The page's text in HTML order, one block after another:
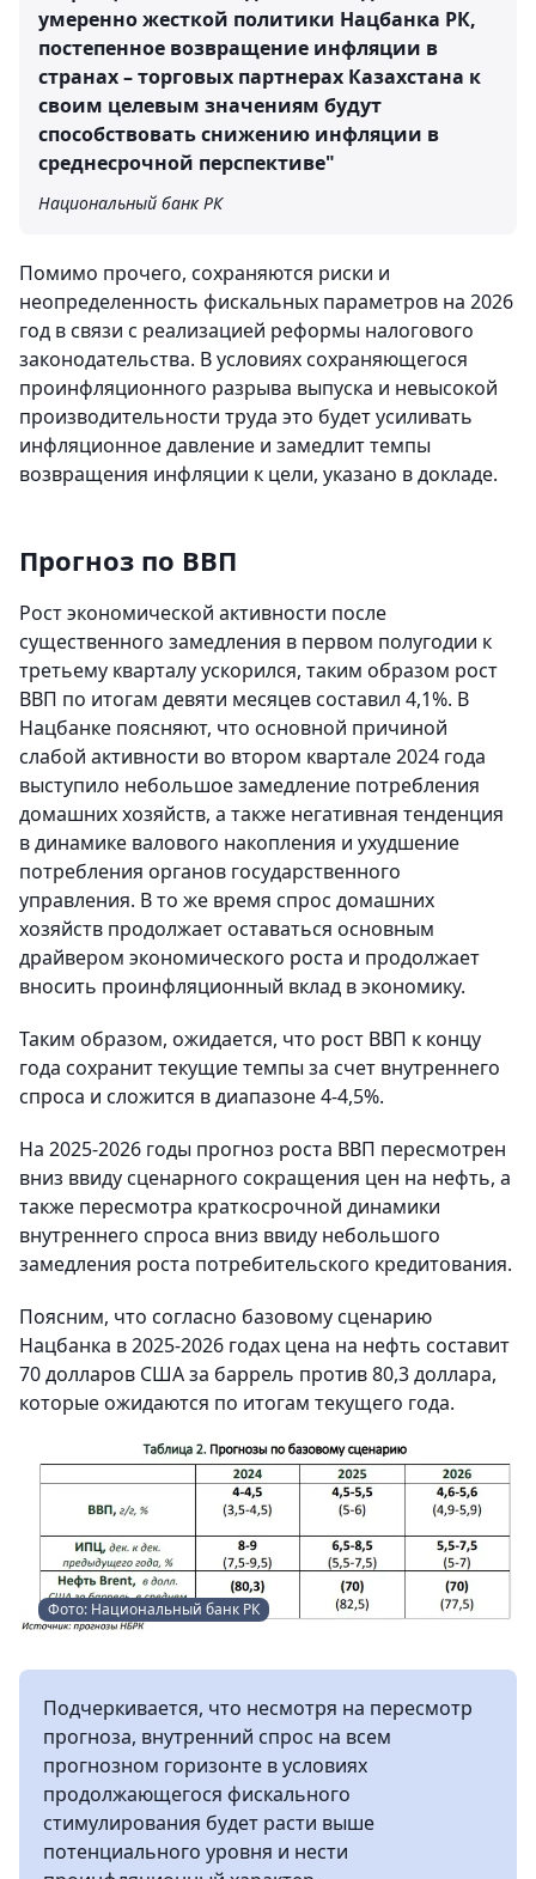
умеренно жесткой политики Нацбанка РК,
постепенное возвращение инфляции в
странах – торговых партнерах Казахстана к
своим целевым значениям будут
способствовать снижению инфляции в
среднесрочной перспективе"
Национальный банк РК
Помимо прочего, сохраняются риски и
неопределенность фискальных параметров на 2026
год в связи с реализацией реформы налогового
законодательства. В условиях сохраняющегося
проинфляционного разрыва выпуска и невысокой
производительности труда это будет усиливать
инфляционное давление и замедлит темпы
возвращения инфляции к цели, указано в докладе.
Прогноз по ВВП
Рост экономической активности после
существенного замедления в первом полугодии к
третьему кварталу ускорился, таким образом рост
ВВП по итогам девяти месяцев составил 4,1%. В
Нацбанке поясняют, что основной причиной
слабой активности во втором квартале 2024 года
выступило небольшое замедление потребления
домашних хозяйств, а также негативная тенденция
в динамике валового накопления и ухудшение
потребления органов государственного
управления. В то же время спрос домашних
хозяйств продолжает оставаться основным
драйвером экономического роста и продолжает
вносить проинфляционный вклад в экономику.
Таким образом, ожидается, что рост ВВП к концу
года сохранит текущие темпы за счет внутреннего
спроса и сложится в диапазоне 4-4,5%.
На 2025-2026 годы прогноз роста ВВП пересмотрен
вниз ввиду сценарного сокращения цен на нефть, а
также пересмотра краткосрочной динамики
внутреннего спроса вниз ввиду небольшого
замедления роста потребительского кредитования.
Поясним, что согласно базовому сценарию
Нацбанка в 2025-2026 годах цена на нефть составит
70 долларов США за баррель против 80,3 доллара,
которые ожидаются по итогам текущего года.
Фото: Национальный банк РК
Подчеркивается, что несмотря на пересмотр
прогноза, внутренний спрос на всем
прогнозном горизонте в условиях
продолжающегося фискального
стимулирования будет расти выше
потенциального уровня и нести